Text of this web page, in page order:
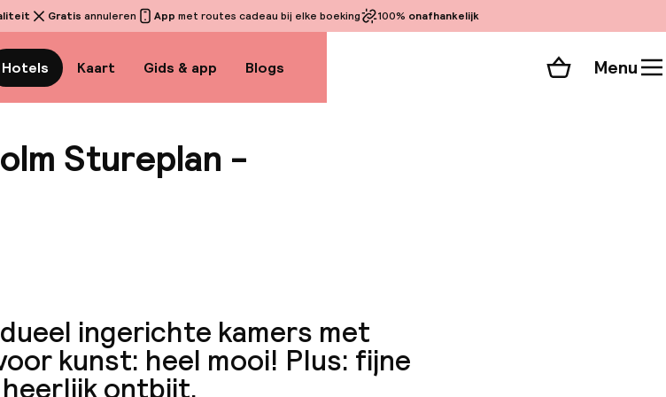
Gratis annuleren App met routes cadeau bij elke boeking 100% onafhankelijk
Hotels Kaart Gids & app Blogs Winkelmand
Menu
Stureplan -
ingerichte kamers met
kunst: heel mooi! Plus: fijne
ontbijt.